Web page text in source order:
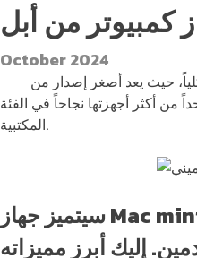
كمبيوتر من أبل
October 2024
حيث يعد أصغر إصدار من
من أكثر أجهزتها نجاحاً في الفئة
المكتبية.
سيتميز جهاز Mac mini المتوقع إصداره في أواخر عام 2024، الذي يُعتبر أصغر كمبيوتر من